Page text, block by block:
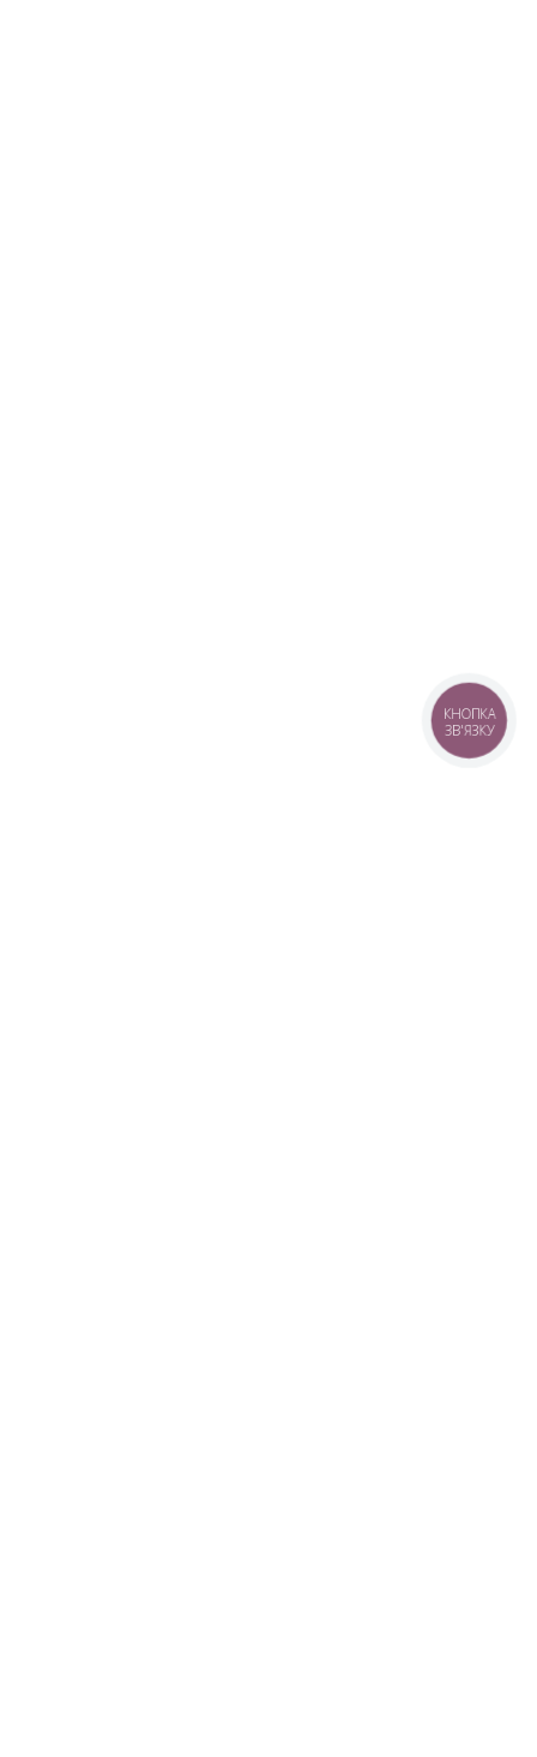
КНОПКА
ЗВ'ЯЗКУ